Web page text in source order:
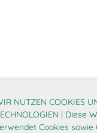
NUTZEN COOKIES
| Diese
Cookies sowie